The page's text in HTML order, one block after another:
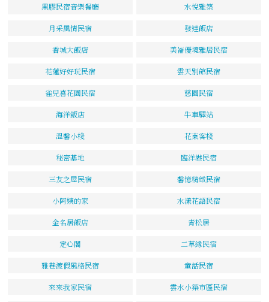
黑膠民宿音樂餐廳 水悅雅築
月采風情民宿 發達飯店
香城大飯店 美崙優境雅居民宿
花蓮好好玩民宿 雲天別館民宿
雀兒喜花園民宿 慈園民宿
海洋飯店 牛車驛站
溫馨小棧 花東客棧
秘密基地 臨洋港民宿
三友之屋民宿 馨憶精緻民宿
小阿姨的家 水漾花語民宿
金名居飯店 青松居
定心閣 二草緣民宿
雅巷渡假風格民宿 童話民宿
來來我家民宿 雲水小築市區民宿